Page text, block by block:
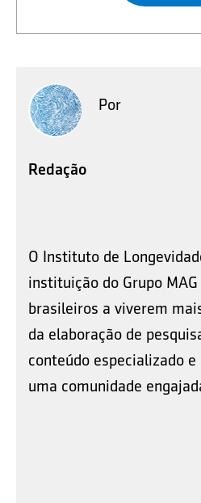
Por
Redação
O Instituto de
instituição do Grupo
brasileiros a viverem
da elaboração de
conteúdo especializado
uma comunidade